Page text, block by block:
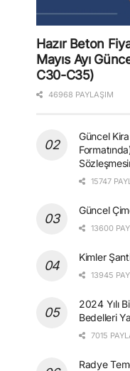
Hazır Beton
Mayıs Ayı
C30-C35)
46968 PAYLAŞIM
Güncel
15747
Güncel
13600
Kimler
13945
2024 Yılı
Bedelleri
7015
Radye